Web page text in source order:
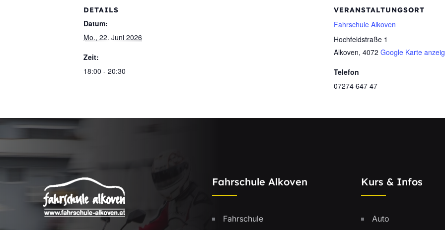
DETAILS
Datum:
Mo., 22. Juni 2026
Zeit:
18:00 - 20:30
VERANSTALTUNGSORT
Fahrschule Alkoven
Hochfeldstraße 1
Alkoven, 4072 Google Karte
Telefon
07274 647 47
Fahrschule Alkoven
Fahrschule
Kurs & Infos
Auto